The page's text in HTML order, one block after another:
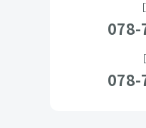
078-
078-